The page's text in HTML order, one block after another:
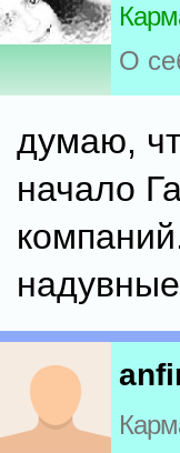
О
думаю,
начало